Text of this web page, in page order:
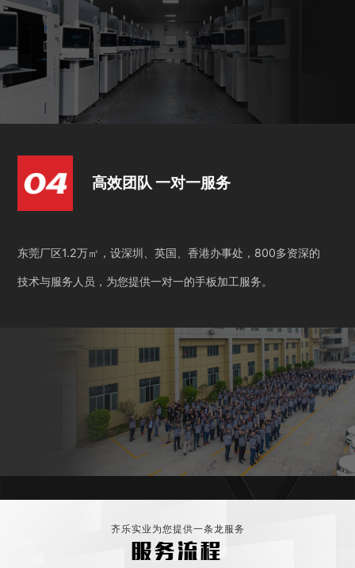
高效团队 一对一服务
东莞厂区1.2万㎡，设深圳、英国、香港办事处，800多资深的
技术与服务人员，为您提供一对一的手板加工服务。
齐乐实业为您提供一条龙服务
服务流程